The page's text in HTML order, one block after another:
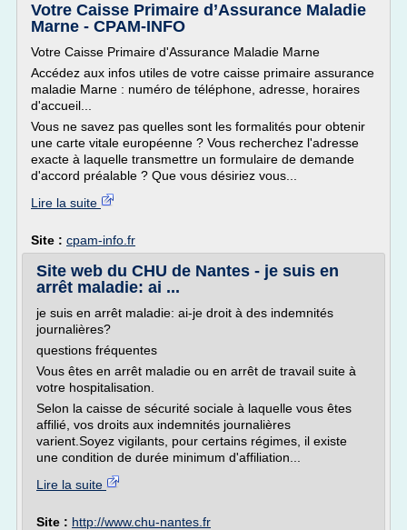
Votre Caisse Primaire d’Assurance Maladie
Marne - CPAM-INFO
Votre Caisse Primaire d'Assurance Maladie Marne
Accédez aux infos utiles de votre caisse primaire assurance
maladie Marne : numéro de téléphone, adresse, horaires
d'accueil...
Vous ne savez pas quelles sont les formalités pour obtenir
une carte vitale européenne ? Vous recherchez l'adresse
exacte à laquelle transmettre un formulaire de demande
d'accord préalable ? Que vous désiriez vous...
Lire la suite
Site : cpam-info.fr
Site web du CHU de Nantes - je suis en
arrêt maladie: ai ...
je suis en arrêt maladie: ai-je droit à des indemnités
journalières?
questions fréquentes
Vous êtes en arrêt maladie ou en arrêt de travail suite à
votre hospitalisation.
Selon la caisse de sécurité sociale à laquelle vous êtes
affilié, vos droits aux indemnités journalières
varient.Soyez vigilants, pour certains régimes, il existe
une condition de durée minimum d'affiliation...
Lire la suite
Site : http://www.chu-nantes.fr